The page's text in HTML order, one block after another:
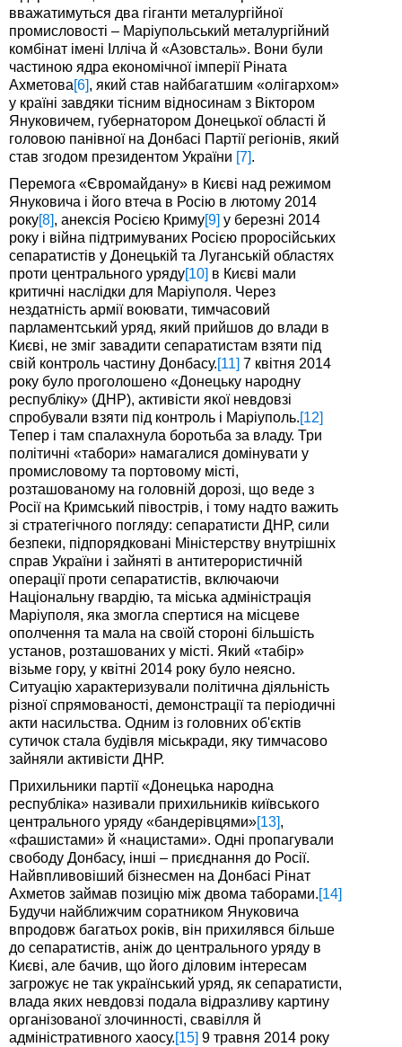
вважатимуться два гіганти металургійної
промисловості – Маріупольський металургійний
комбінат імені Ілліча й «Азовсталь». Вони були
частиною ядра економічної імперії Ріната
Ахметова[6], який став найбагатшим «олігархом»
у країні завдяки тісним відносинам з Віктором
Януковичем, губернатором Донецької області й
головою панівної на Донбасі Партії регіонів, який
став згодом президентом України [7].
Перемога «Євромайдану» в Києві над режимом
Януковича і його втеча в Росію в лютому 2014
року[8], анексія Росією Криму[9] у березні 2014
року і війна підтримуваних Росією проросійських
сепаратистів у Донецькій та Луганській областях
проти центрального уряду[10] в Києві мали
критичні наслідки для Маріуполя. Через
нездатність армії воювати, тимчасовий
парламентський уряд, який прийшов до влади в
Києві, не зміг завадити сепаратистам взяти під
свій контроль частину Донбасу.[11] 7 квітня 2014
року було проголошено «Донецьку народну
республіку» (ДНР), активісти якої невдовзі
спробували взяти під контроль і Маріуполь.[12]
Тепер і там спалахнула боротьба за владу. Три
політичні «табори» намагалися домінувати у
промисловому та портовому місті,
розташованому на головній дорозі, що веде з
Росії на Кримський півострів, і тому надто важить
зі стратегічного погляду: сепаратисти ДНР, сили
безпеки, підпорядковані Міністерству внутрішніх
справ України і зайняті в антитерористичній
операції проти сепаратистів, включаючи
Національну гвардію, та міська адміністрація
Маріуполя, яка змогла спертися на місцеве
ополчення та мала на своїй стороні більшість
установ, розташованих у місті. Який «табір»
візьме гору, у квітні 2014 року було неясно.
Ситуацію характеризували політична діяльність
різної спрямованості, демонстрації та періодичні
акти насильства. Одним із головних об'єктів
сутичок стала будівля міськради, яку тимчасово
зайняли активісти ДНР.
Прихильники партії «Донецька народна
республіка» називали прихильників київського
центрального уряду «бандерівцями»[13],
«фашистами» й «нацистами». Одні пропагували
свободу Донбасу, інші – приєднання до Росії.
Найвпливовіший бізнесмен на Донбасі Рінат
Ахметов займав позицію між двома таборами.[14]
Будучи найближчим соратником Януковича
впродовж багатьох років, він прихилявся більше
до сепаратистів, аніж до центрального уряду в
Києві, але бачив, що його діловим інтересам
загрожує не так український уряд, як сепаратисти,
влада яких невдовзі подала відразливу картину
організованої злочинності, свавілля й
адміністративного хаосу.[15] 9 травня 2014 року